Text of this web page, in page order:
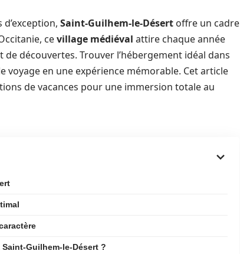
Saint-Guilhem-le-Désert offre un cadre
cevillage médiéval attire chaque année
découvertes. Trouver l’hébergement idéal dans
en une expérience mémorable. Cet article
de vacances pour une immersion totale au
Guilhem-le-Désert ?